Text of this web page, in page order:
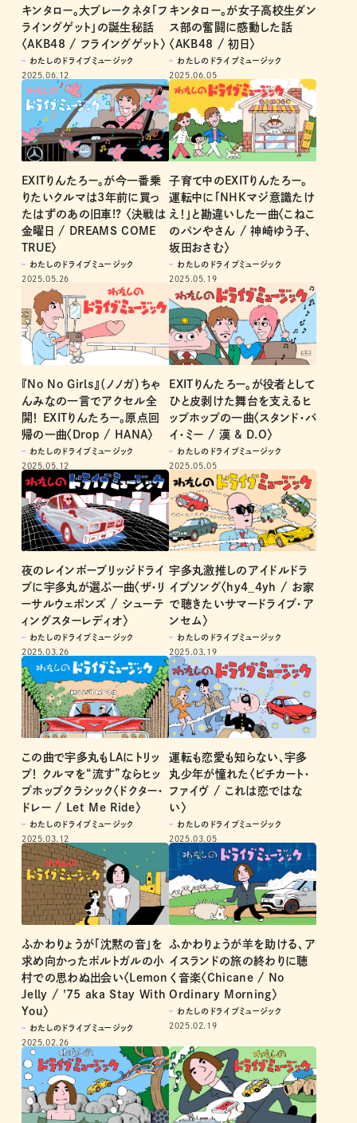
キンタロー。大ブレークネタ「フ
ライングゲット」の誕生秘話
〈AKB48 / フライングゲット〉
わたしのドライブミュージック
2025.06.12
キンタロー。が女子高校生ダン
ス部の奮闘に感動した話
〈AKB48 / 初日〉
わたしのドライブミュージック
2025.06.05
EXITりんたろー。が今一番乗
りたいクルマは3年前に買っ
たはずのあの旧車!? 〈決戦は
金曜日 / DREAMS COME
TRUE〉
わたしのドライブミュージック
2025.05.26
子育て中のEXITりんたろー。
運転中に「NHKマジ意識たけ
え！」と勘違いした一曲〈こねこ
のパンやさん / 神崎ゆう子、
坂田おさむ〉
わたしのドライブミュージック
2025.05.19
『No No Girls』（ノノガ）ちゃ
んみなの一言でアクセル全
開！ EXITりんたろー。原点回
帰の一曲〈Drop / HANA〉
わたしのドライブミュージック
2025.05.12
EXITりんたろー。が役者として
ひと皮剥けた舞台を支えるヒ
ップホップの一曲〈スタンド・バ
イ・ミー / 漢 & D.O〉
わたしのドライブミュージック
2025.05.05
夜のレインボーブリッジドライ
ブに宇多丸が選ぶ一曲〈ザ・リ
ーサルウェポンズ / シューテ
ィングスターレディオ〉
わたしのドライブミュージック
2025.03.26
宇多丸激推しのアイドルドラ
イブソング〈hy4_4yh / お家
で聴きたいサマードライブ・ア
ンセム〉
わたしのドライブミュージック
2025.03.19
この曲で宇多丸もLAにトリッ
プ！ クルマを“流す”ならヒッ
プホップクラシック〈ドクター・
ドレー / Let Me Ride〉
わたしのドライブミュージック
2025.03.12
運転も恋愛も知らない、宇多
丸少年が憧れた〈ピチカート・
ファイヴ / これは恋ではな
い〉
わたしのドライブミュージック
2025.03.05
ふかわりょうが「沈黙の音」を
求め向かったポルトガルの小
村での思わぬ出会い〈Lemon
Jelly / '75 aka Stay With
You〉
わたしのドライブミュージック
2025.02.26
ふかわりょうが羊を助ける、ア
イスランドの旅の終わりに聴
く音楽〈Chicane / No
Ordinary Morning〉
わたしのドライブミュージック
2025.02.19